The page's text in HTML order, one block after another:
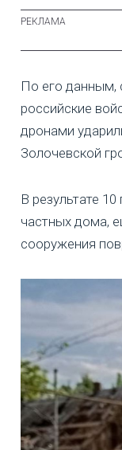
По его данным,
российские
дронами
Золочевской
В результате
частных дома,
сооружения